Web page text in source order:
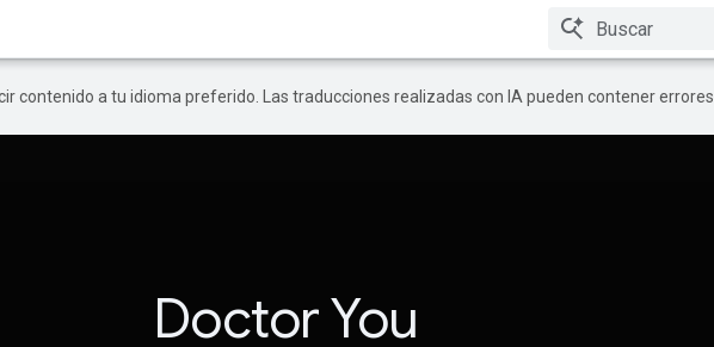
contenido a tu idioma preferido. Las traducciones realizadas con IA pueden contener errores.
Doctor You